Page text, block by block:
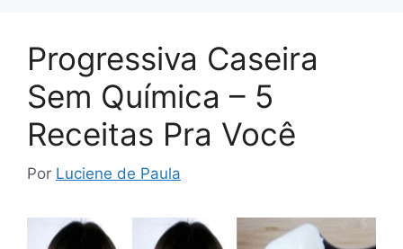
Progressiva Caseira
Sem Química – 5
Receitas Pra Você
Por Luciene de Paula